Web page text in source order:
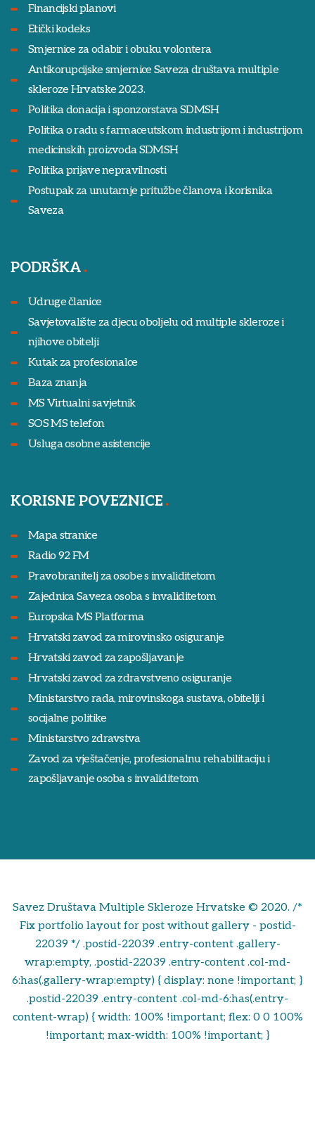
Financijski planovi
Etički kodeks
Smjernice za odabir i obuku volontera
Antikorupcijske smjernice Saveza društava multiple
skleroze Hrvatske 2023.
Politika donacija i sponzorstava SDMSH
Politika o radu s farmaceutskom industrijom i industrijom
medicinskih proizvoda SDMSH
Politika prijave nepravilnosti
Postupak za unutarnje pritužbe članova i korisnika
Saveza
PODRŠKA
Udruge članice
Savjetovalište za djecu oboljelu od multiple skleroze i
njihove obitelji
Kutak za profesionalce
Baza znanja
MS Virtualni savjetnik
SOS MS telefon
Usluga osobne asistencije
KORISNE POVEZNICE
Mapa stranice
Radio 92 FM
Pravobranitelj za osobe s invaliditetom
Zajednica Saveza osoba s invaliditetom
Europska MS Platforma
Hrvatski zavod za mirovinsko osiguranje
Hrvatski zavod za zapošljavanje
Hrvatski zavod za zdravstveno osiguranje
Ministarstvo rada, mirovinskoga sustava, obitelji i
socijalne politike
Ministarstvo zdravstva
Zavod za vještačenje, profesionalnu rehabilitaciju i
zapošljavanje osoba s invaliditetom
Savez Društava Multiple Skleroze Hrvatske © 2020. /*
Fix portfolio layout for post without gallery - postid-
22039 */ .postid-22039 .entry-content .gallery-
wrap:empty, .postid-22039 .entry-content .col-md-
6:has(.gallery-wrap:empty) { display: none !important; }
.postid-22039 .entry-content .col-md-6:has(.entry-
content-wrap) { width: 100% !important; flex: 0 0 100%
!important; max-width: 100% !important; }